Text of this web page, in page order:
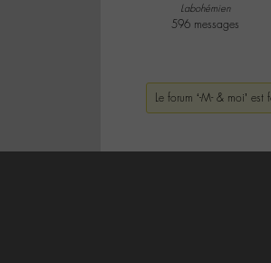
Labohémien
596 messages
Le forum ‘-M- & moi’